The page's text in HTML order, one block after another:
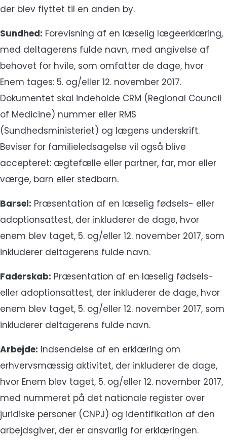
der blev flyttet til en anden by.
Sundhed: Forevisning af en læselig lægeerklæring,
med deltagerens fulde navn, med angivelse af
behovet for hvile, som omfatter de dage, hvor
Enem tages: 5. og/eller 12. november 2017.
Dokumentet skal indeholde CRM (Regional Council
of Medicine) nummer eller RMS
(Sundhedsministeriet) og lægens underskrift.
Beviser for familieledsagelse vil også blive
accepteret: ægtefælle eller partner, far, mor eller
værge, barn eller stedbarn.
Barsel: Præsentation af en læselig fødsels- eller
adoptionsattest, der inkluderer de dage, hvor
enem blev taget, 5. og/eller 12. november 2017, som
inkluderer deltagerens fulde navn.
Faderskab: Præsentation af en læselig fødsels-
eller adoptionsattest, der inkluderer de dage, hvor
enem blev taget, 5. og/eller 12. november 2017, som
inkluderer deltagerens fulde navn.
Arbejde: Indsendelse af en erklæring om
erhvervsmæssig aktivitet, der inkluderer de dage,
hvor Enem blev taget, 5. og/eller 12. november 2017,
med nummeret på det nationale register over
juridiske personer (CNPJ) og identifikation af den
arbejdsgiver, der er ansvarlig for erklæringen.